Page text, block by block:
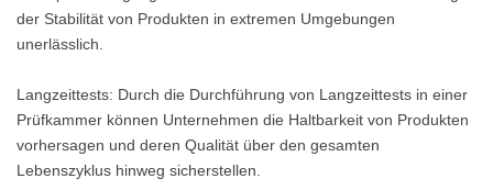
der Stabilität von Produkten in extremen Umgebungen
unerlässlich.
Langzeittests: Durch die Durchführung von Langzeittests in einer
Prüfkammer können Unternehmen die Haltbarkeit von Produkten
vorhersagen und deren Qualität über den gesamten
Lebenszyklus hinweg sicherstellen.